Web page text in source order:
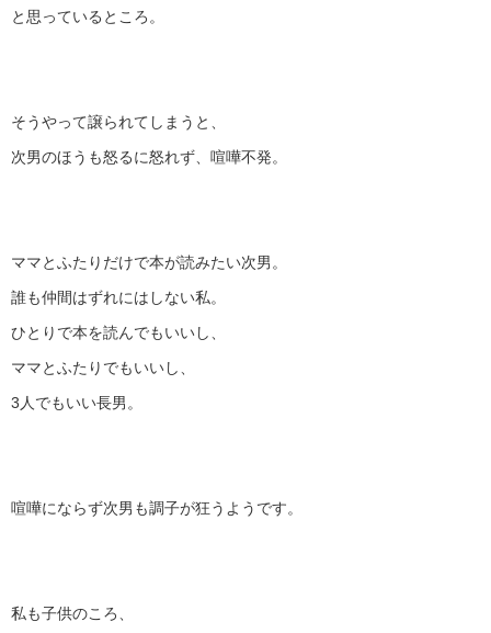
と思っているところ。
そうやって譲られてしまうと、
次男のほうも怒るに怒れず、喧嘩不発。
ママとふたりだけで本が読みたい次男。
誰も仲間はずれにはしない私。
ひとりで本を読んでもいいし、
ママとふたりでもいいし、
3人でもいい長男。
喧嘩にならず次男も調子が狂うようです。
私も子供のころ、